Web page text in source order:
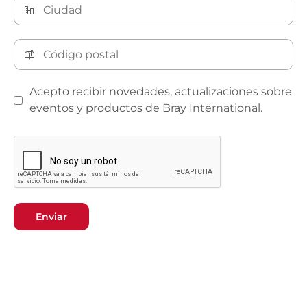
Acepto recibir novedades, actualizaciones sobre
eventos y productos de Bray International.
Enviar